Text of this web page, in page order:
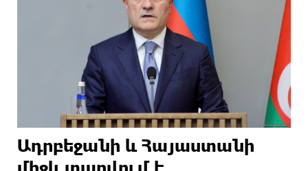
Ադրբեջանի և Հայաստանի
միջև տարվում է